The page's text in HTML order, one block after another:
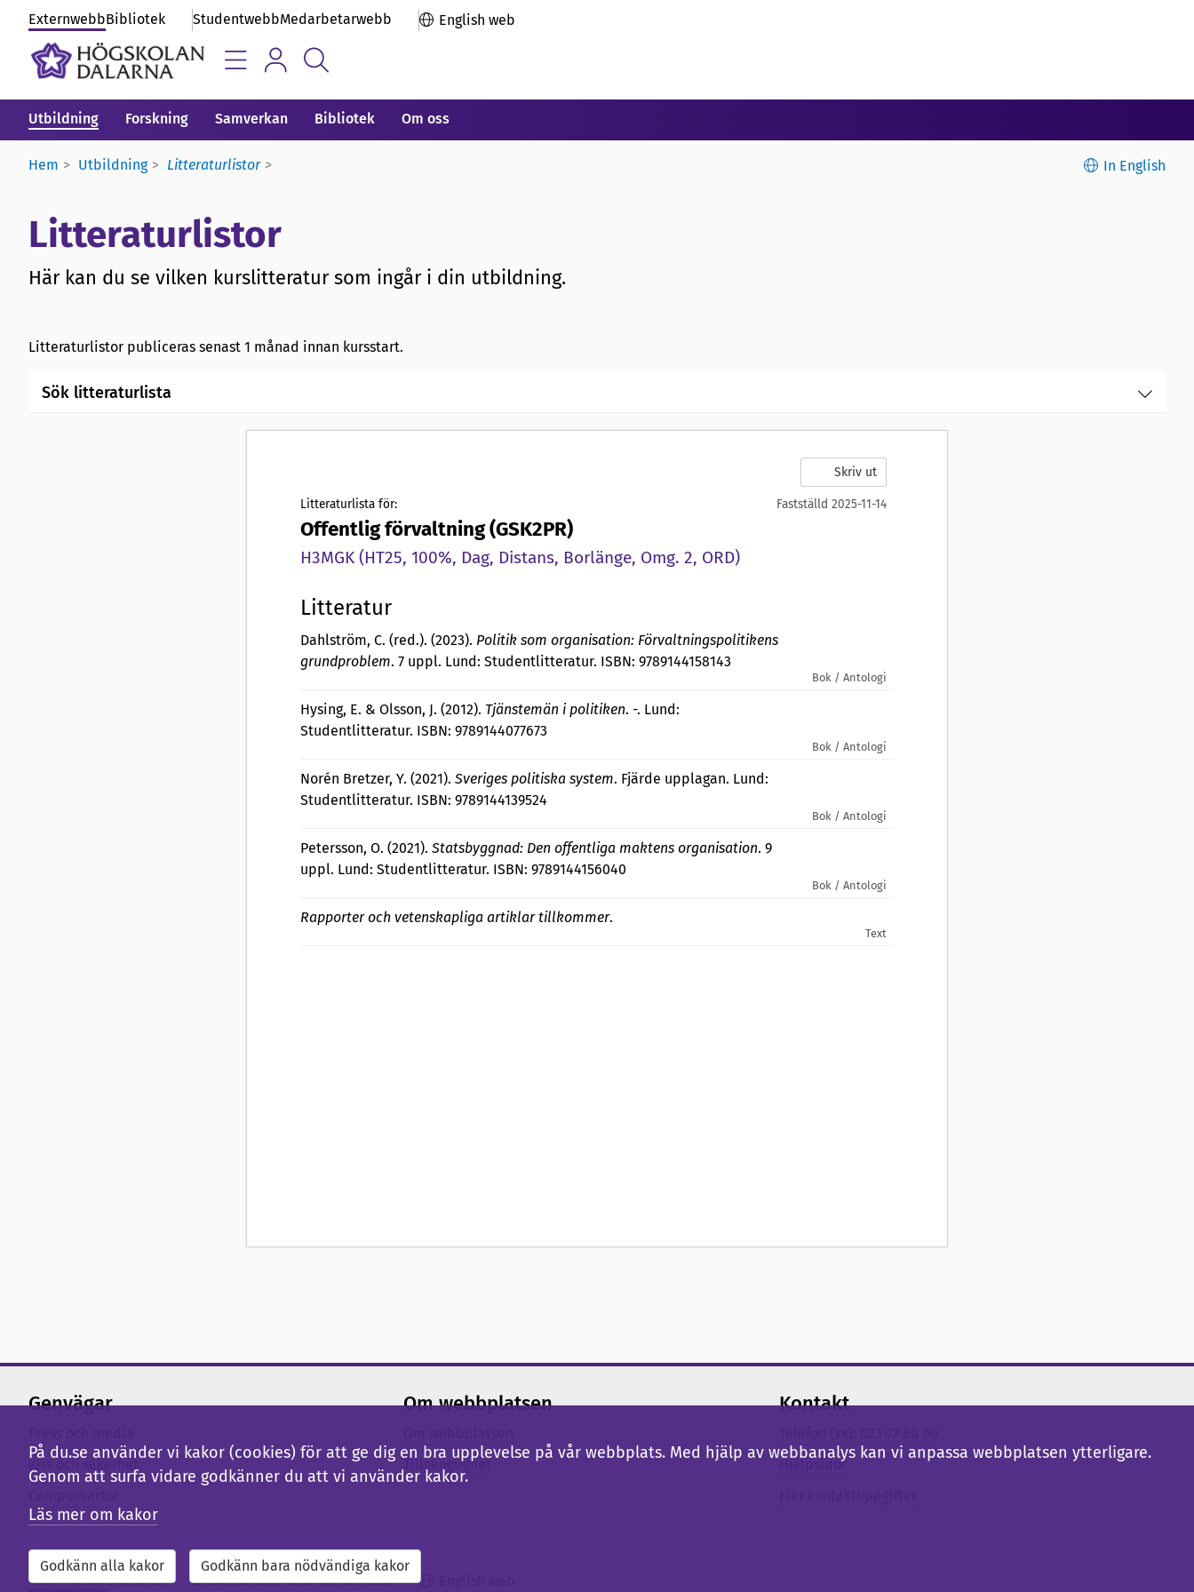
ExternwebbBibliotek StudentwebbMedarbetarwebb English web
Utbildning Forskning Samverkan Bibliotek Om oss
Hem Utbildning Litteraturlistor In English
Litteraturlistor
Här kan du se vilken kurslitteratur som ingår i din utbildning.
Litteraturlistor publiceras senast 1 månad innan kursstart.
Sök litteraturlista
Skriv ut
Litteraturlista för: Fastställd 2025-11-14
Offentlig förvaltning (GSK2PR)
H3MGK (HT25, 100%, Dag, Distans, Borlänge, Omg. 2, ORD)
Litteratur
Dahlström, C. (red.). (2023). Politik som organisation: Förvaltningspolitikens
grundproblem. 7 uppl. Lund: Studentlitteratur. ISBN: 9789144158143
Bok / Antologi
Hysing, E. & Olsson, J. (2012). Tjänstemän i politiken. -. Lund:
Studentlitteratur. ISBN: 9789144077673
Bok / Antologi
Norén Bretzer, Y. (2021). Sveriges politiska system. Fjärde upplagan. Lund:
Studentlitteratur. ISBN: 9789144139524
Bok / Antologi
Petersson, O. (2021). Statsbyggnad: Den offentliga maktens organisation. 9
uppl. Lund: Studentlitteratur. ISBN: 9789144156040
Bok / Antologi
Rapporter och vetenskapliga artiklar tillkommer.
Text
Genvägar Om webbplatsen
Tillgänglighet
Kontakt
Hjälpsidor
ExternwebbBibliotek StudentwebbMedarbetarwebb
På du.se använder vi kakor (cookies) för att ge dig en bra upplevelse på vår webbplats. Med hjälp av webbanalys kan vi anpassa webbplatsen ytterligare.
Genom att surfa vidare godkänner du att vi använder kakor.
Läs mer om kakor
Godkänn alla kakor Godkänn bara nödvändiga kakor